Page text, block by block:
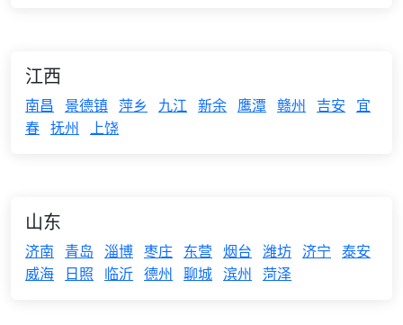
江西
南昌 景德镇 萍乡 九江 新余 鹰潭 赣州 吉安
宜
春 抚州 上饶
山东
济南 青岛 淄博 枣庄 东营 烟台 潍坊 济宁 泰安
威海
日照 临沂 德州 聊城 滨州 菏泽